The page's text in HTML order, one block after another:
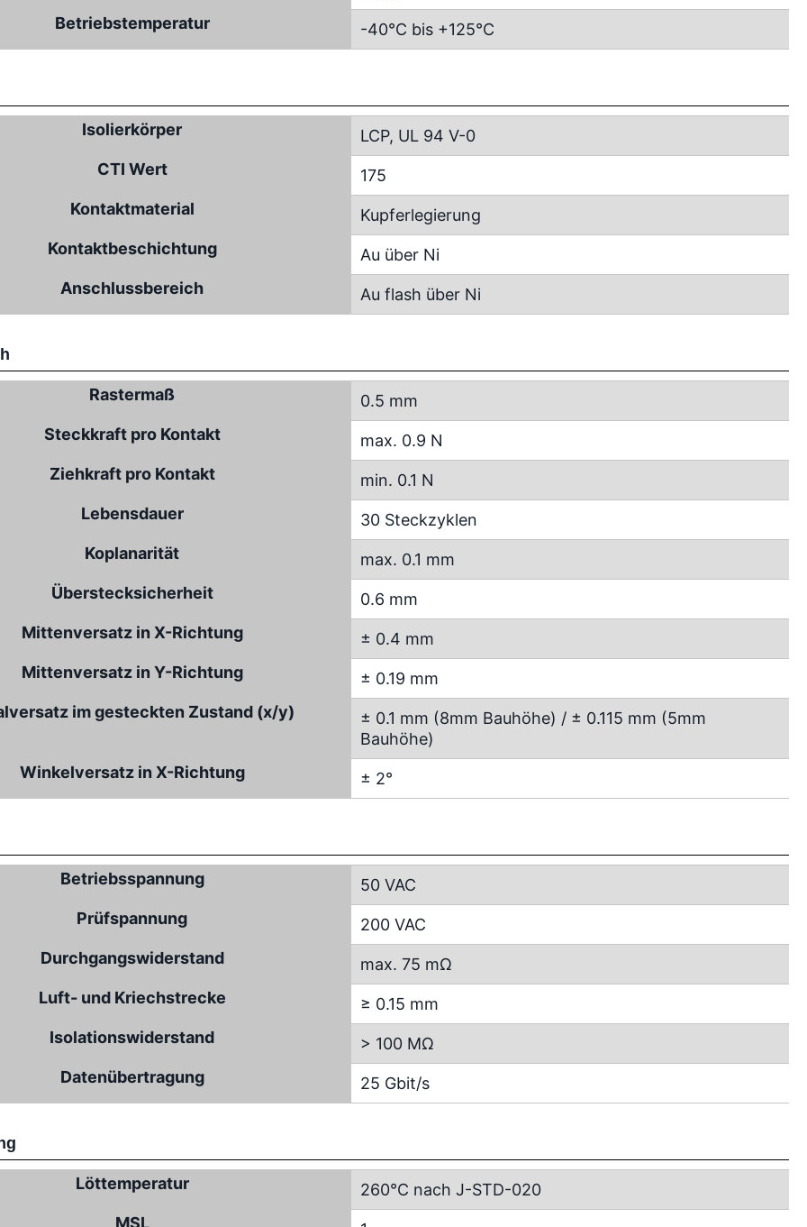
Betriebstemperatur
-40°C bis +125°C
Isolierkörper
LCP, UL 94 V-0
CTI Wert
175
Kontaktmaterial
Kupferlegierung
Kontaktbeschichtung
Au über Ni
Anschlussbereich
Au flash über Ni
Rastermaß
0.5 mm
Steckkraft pro Kontakt
max. 0.9 N
Ziehkraft pro Kontakt
min. 0.1 N
Lebensdauer
30 Steckzyklen
Koplanarität
max. 0.1 mm
Überstecksicherheit
0.6 mm
Mittenversatz in X-Richtung
± 0.4 mm
Mittenversatz in Y-Richtung
± 0.19 mm
im gesteckten Zustand (x/y)
± 0.1 mm (8mm Bauhöhe) / ± 0.115 mm (5mm
Bauhöhe)
Winkelversatz in X-Richtung
± 2°
Betriebsspannung
50 VAC
Prüfspannung
200 VAC
Durchgangswiderstand
max. 75 mΩ
Luft- und Kriechstrecke
≥ 0.15 mm
Isolationswiderstand
> 100 MΩ
Datenübertragung
25 Gbit/s
Löttemperatur
260°C nach J-STD-020
MSL